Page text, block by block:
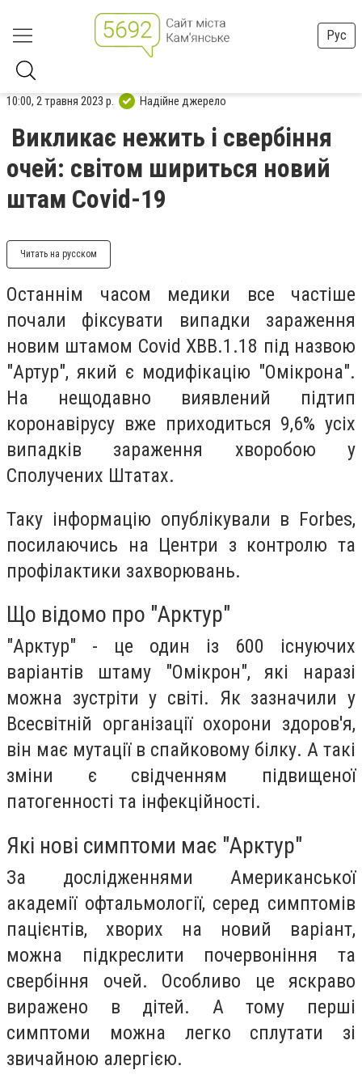
Рус
10:00, 2 травня 2023 р. Надійне джерело
Викликає нежить і свербіння
очей: світом шириться новий
штам Covid-19
Читать на русском
Останнім часом медики все частіше
почали фіксувати випадки зараження
новим штамом Covid XBB.1.18 під назвою
"Артур", який є модифікацію "Омікрона".
На нещодавно виявлений підтип
коронавірусу вже приходиться 9,6% усіх
випадків зараження хворобою у
Сполучених Штатах.
Таку інформацію опублікували в Forbes,
посилаючись на Центри з контролю та
профілактики захворювань.
Що відомо про "Арктур"
"Арктур" - це один із 600 існуючих
варіантів штаму "Омікрон", які наразі
можна зустріти у світі. Як зазначили у
Всесвітній організації охорони здоров'я,
він має мутації в спайковому білку. А такі
зміни є свідченням підвищеної
патогенності та інфекційності.
Які нові симптоми має "Арктур"
За дослідженнями Американської
академії офтальмології, серед симптомів
пацієнтів, хворих на новий варіант,
можна підкреслити почервоніння та
свербіння очей. Особливо це яскраво
виражено в дітей. А тому перші
симптоми можна легко сплутати зі
звичайною алергією.